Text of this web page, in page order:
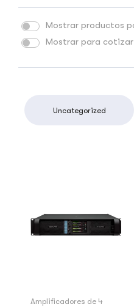
Mostrar productos
Mostrar para cotizar
Amplificadores de 4
Uncategorized